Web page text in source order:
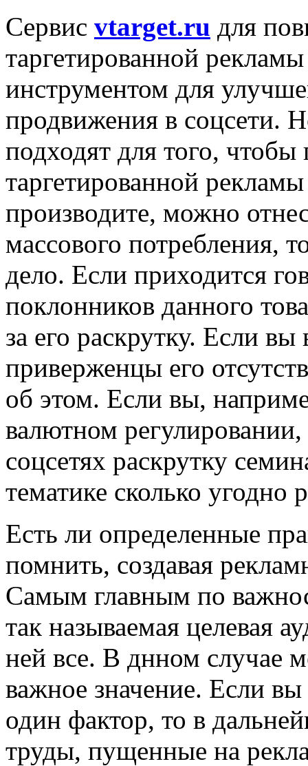
Сервис vtarget.ru для
таргетированной
инструментом для
продвижения в соцсети.
подходят для того,
таргетированной
производите, можно
массового потребления,
дело. Если приходится
поклонников данного
за его раскрутку. Если
приверженцы его
об этом. Если вы,
валютном
соцсетях раскрутку
тематике сколько угодно
Есть ли определенные
помнить, создавая
Самым главным по
так называемая целевая
ней все. В днном случае
важное значение. Если
один фактор, то в
труды, пущенные на